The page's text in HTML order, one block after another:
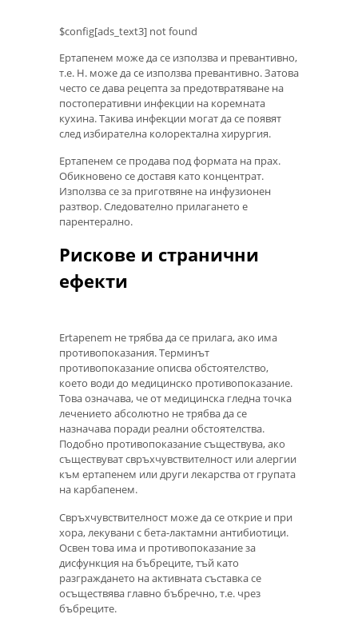
$config[ads_text3] not found
Ертапенем може да се използва и превантивно,
т.е. H. може да се използва превантивно. Затова
често се дава рецепта за предотвратяване на
постоперативни инфекции на коремната
кухина. Такива инфекции могат да се появят
след избирателна колоректална хирургия.
Ертапенем се продава под формата на прах.
Обикновено се доставя като концентрат.
Използва се за приготвяне на инфузионен
разтвор. Следователно прилагането е
парентерално.
Рискове и странични
ефекти
Ertapenem не трябва да се прилага, ако има
противопоказания. Терминът
противопоказание описва обстоятелство,
което води до медицинско противопоказание.
Това означава, че от медицинска гледна точка
лечението абсолютно не трябва да се
назначава поради реални обстоятелства.
Подобно противопоказание съществува, ако
съществуват свръхчувствителност или алергии
към ертапенем или други лекарства от групата
на карбапенем.
Свръхчувствителност може да се открие и при
хора, лекувани с бета-лактамни антибиотици.
Освен това има и противопоказание за
дисфункция на бъбреците, тъй като
разграждането на активната съставка се
осъществява главно бъбречно, т.е. чрез
бъбреците.